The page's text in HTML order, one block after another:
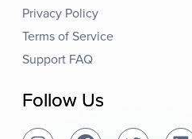
Privacy Policy
Terms of Service
Support FAQ
Follow Us